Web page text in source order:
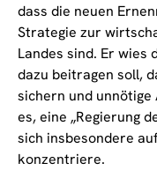
dass die neuen
Strategie zur
Landes sind. Er wies
dazu beitragen soll,
sichern und unnötige
es, eine „Regierung
sich insbesondere
konzentriere.